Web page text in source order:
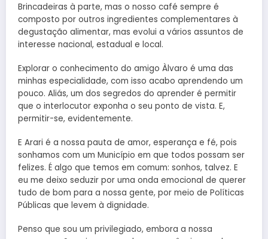
Brincadeiras à parte, mas o nosso café sempre é
composto por outros ingredientes complementares à
degustação alimentar, mas evolui a vários assuntos de
interesse nacional, estadual e local.
Explorar o conhecimento do amigo Àlvaro é uma das
minhas especialidade, com isso acabo aprendendo um
pouco. Aliás, um dos segredos do aprender é permitir
que o interlocutor exponha o seu ponto de vista. E,
permitir-se, evidentemente.
E Arari é a nossa pauta de amor, esperança e fé, pois
sonhamos com um Município em que todos possam ser
felizes. É algo que temos em comum: sonhos, talvez. E
eu me deixo seduzir por uma onda emocional de querer
tudo de bom para a nossa gente, por meio de Políticas
Públicas que levem à dignidade.
Penso que sou um privilegiado, embora a nossa